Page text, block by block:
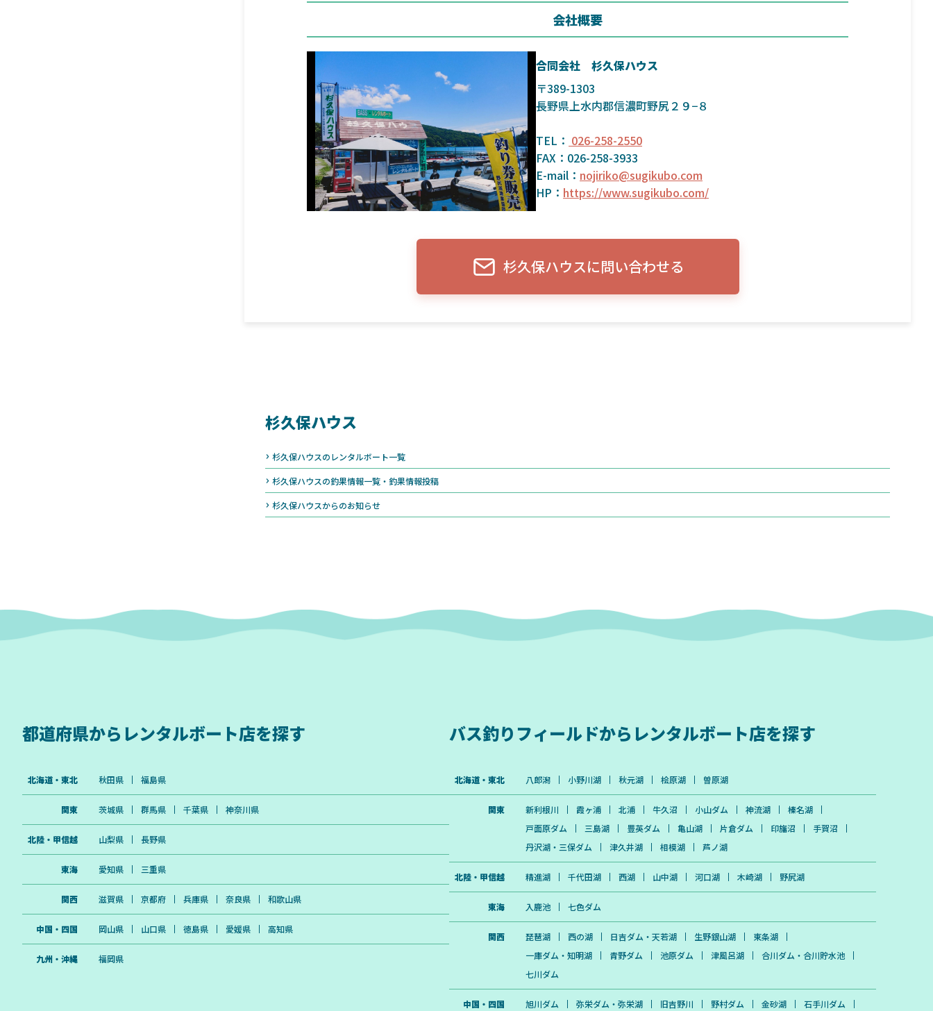
会社概要
合同会社 杉久保ハウス
〒389-1303
長野県上水内郡信濃町野尻２９−８
TEL： 026-258-2550
FAX：026-258-3933
E-mail： nojiriko@sugikubo.com
HP： https://www.sugikubo.com/
杉久保ハウスに問い合わせる
杉久保ハウス
杉久保ハウスのレンタルボート一覧
杉久保ハウスの釣果情報一覧・釣果情報投稿
杉久保ハウスからのお知らせ
都道府県から レンタルボート店を探す
北海道・東北 秋田県 福島県
関東 茨城県 群馬県 千葉県 神奈川県
北陸・甲信越 山梨県 長野県
東海 愛知県 三重県
関西 滋賀県 京都府 兵庫県 奈良県 和歌山県
中国・四国 岡山県 山口県 徳島県 愛媛県 高知県
九州・沖縄 福岡県
バス釣りフィールドから レンタルボート店を探す
北海道・東北 八郎潟 小野川湖 秋元湖 桧原湖 曽原湖
関東 新利根川 霞ヶ浦 北浦 牛久沼 小山ダム 神流湖
榛名湖
戸面原ダム
三島湖 豊英ダム 亀山湖 片倉ダム 印旛沼
手賀沼
丹沢湖・三保ダム
津久井湖 相模湖 芦ノ湖
北陸・甲信越 精進湖 千代田湖 西湖 山中湖 河口湖 木崎湖 野尻湖
東海 入鹿池 七色ダム
関西 琵琶湖 西の湖 日吉ダム・天若湖 生野銀山湖
東条湖
一庫ダム・知明湖
青野ダム 池原ダム 津風呂湖
合川ダム・合川貯水池
七川ダム
中国・四国 旭川ダム 弥栄ダム・弥栄湖 旧吉野川 野村ダム 金砂湖 石手川ダム